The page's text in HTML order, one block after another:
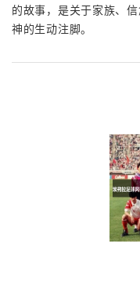
的故事，是关于家族、
神的生动注脚。